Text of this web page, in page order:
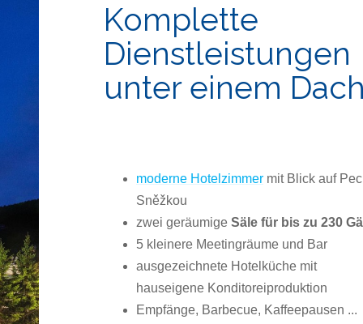
Komplette
Dienstleistungen
unter einem
moderne Hotelzimmer mit Blick auf
Sněžkou
zwei geräumige Säle für bis zu 230
5 kleinere Meetingräume und Bar
ausgezeichnete Hotelküche mit
hauseigene Konditoreiproduktion
Empfänge, Barbecue, Kaffeepausen ...